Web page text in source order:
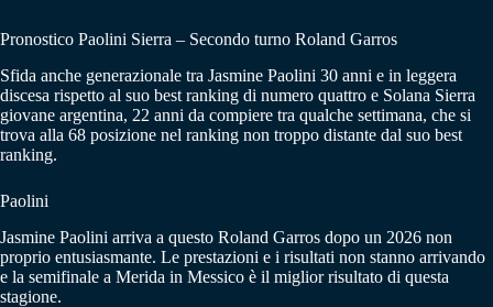
Pronostico Paolini Sierra – Secondo turno Roland Garros
Sfida anche generazionale tra Jasmine Paolini 30 anni e in leggera
discesa rispetto al suo best ranking di numero quattro e Solana Sierra
giovane argentina, 22 anni da compiere tra qualche settimana, che si
trova alla 68 posizione nel ranking non troppo distante dal suo best
ranking.
Paolini
Jasmine Paolini arriva a questo Roland Garros dopo un 2026 non
proprio entusiasmante. Le prestazioni e i risultati non stanno arrivando
e la semifinale a Merida in Messico è il miglior risultato di questa
stagione.